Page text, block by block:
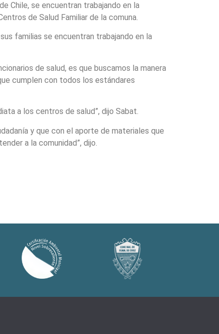
Chile, se encuentran trabajando en la
de Salud Familiar de la comuna.
familias se encuentran trabajando en la
de salud, es que buscamos la manera
cumplen con todos los estándares
a los centros de salud”, dijo Sabat.
y que con el aporte de materiales que
a la comunidad”, dijo.